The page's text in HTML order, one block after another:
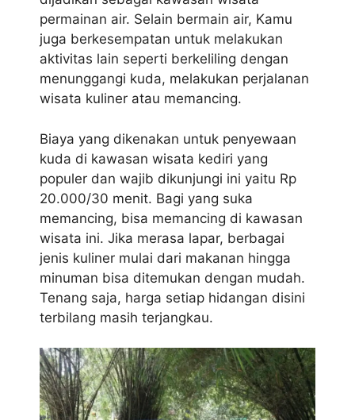
permainan air. Selain bermain air, Kamu
juga berkesempatan untuk melakukan
aktivitas lain seperti berkeliling dengan
menunggangi kuda, melakukan perjalanan
wisata kuliner atau memancing.
Biaya yang dikenakan untuk penyewaan
kuda di kawasan wisata kediri yang
populer dan wajib dikunjungi ini yaitu Rp
20.000/30 menit. Bagi yang suka
memancing, bisa memancing di kawasan
wisata ini. Jika merasa lapar, berbagai
jenis kuliner mulai dari makanan hingga
minuman bisa ditemukan dengan mudah.
Tenang saja, harga setiap hidangan disini
terbilang masih terjangkau.